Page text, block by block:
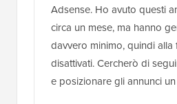
Adsense. Ho avuto questi
circa un mese, ma hanno
davvero minimo, quindi alla
disattivati. Cercherò di
e posizionare gli annunci